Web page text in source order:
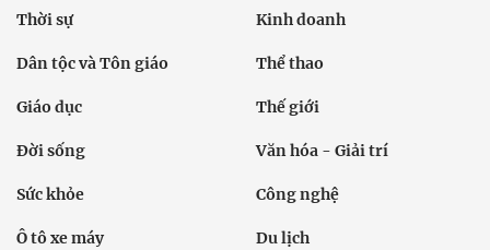
Thời sự Kinh doanh
Dân tộc và Tôn giáo Thể thao
Giáo dục Thế giới
Đời sống Văn hóa - Giải trí
Sức khỏe Công nghệ
Ô tô xe máy Du lịch